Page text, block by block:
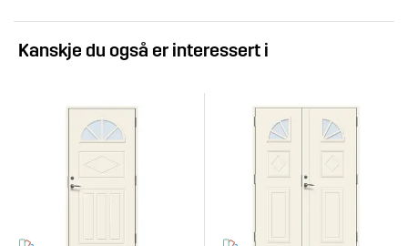
Kanskje du også er interessert i